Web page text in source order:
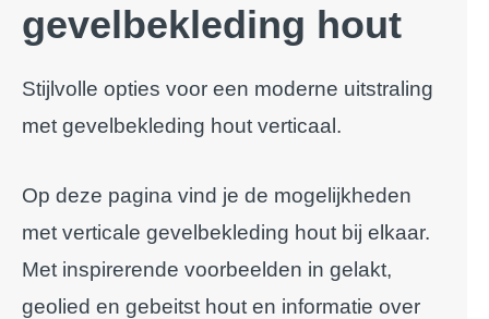
gevelbekleding hout
Stijlvolle opties voor een moderne uitstraling
met gevelbekleding hout verticaal.
Op deze pagina vind je de mogelijkheden
met verticale gevelbekleding hout bij elkaar.
Met inspirerende voorbeelden in gelakt,
geolied en gebeitst hout en informatie over